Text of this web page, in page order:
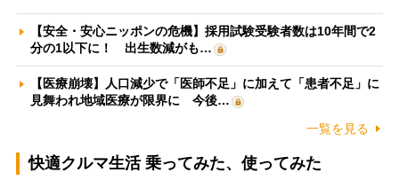
【安全・安心ニッポンの危機】採用試験受験者数は10年間で2
分の1以下に！ 出生数減がも…
【医療崩壊】人口減少で「医師不足」に加えて「患者不足」に
見舞われ地域医療が限界に 今後…
一覧を見る
快適クルマ生活 乗ってみた、使ってみた